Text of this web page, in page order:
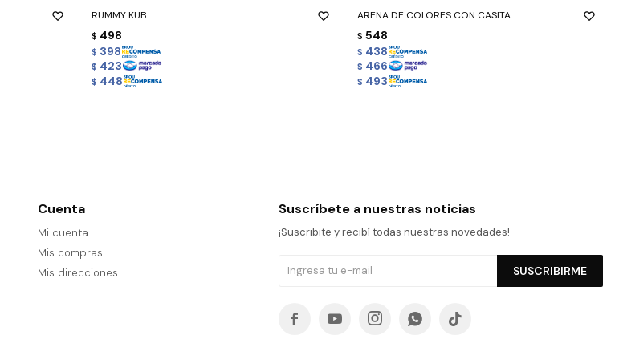
RUMMY KUB
$ 498
$ 398
$ 423
$ 448
ARENA DE COLORES CON CASITA
$ 548
$ 438
$ 466
$ 493
Cuenta
Mi cuenta
Mis compras
Mis direcciones
Suscríbete a nuestras noticias
¡Suscribite y recibí todas nuestras novedades!
SUSCRIBIRME
    